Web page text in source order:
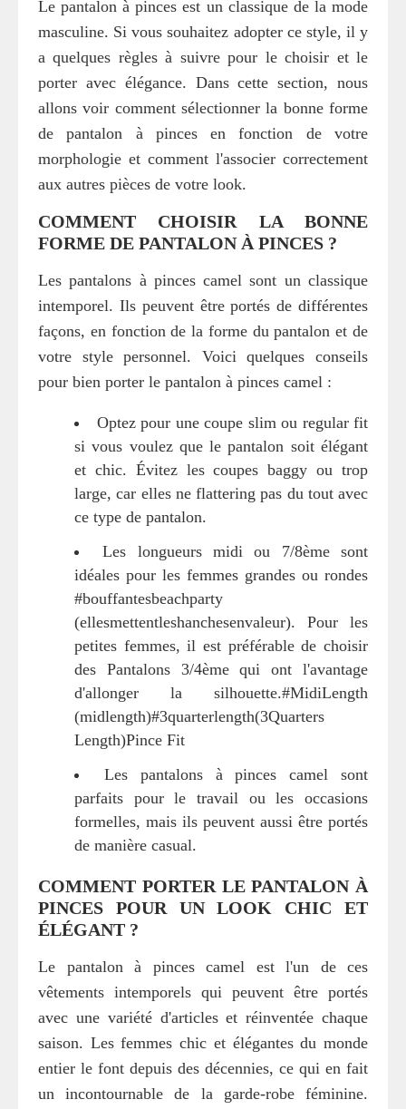
Le pantalon à pinces est un classique de la mode
masculine. Si vous souhaitez adopter ce style, il y
a quelques règles à suivre pour le choisir et le
porter avec élégance. Dans cette section, nous
allons voir comment sélectionner la bonne forme
de pantalon à pinces en fonction de votre
morphologie et comment l'associer correctement
aux autres pièces de votre look.
COMMENT CHOISIR LA BONNE
FORME DE PANTALON À PINCES ?
Les pantalons à pinces camel sont un classique
intemporel. Ils peuvent être portés de différentes
façons, en fonction de la forme du pantalon et de
votre style personnel. Voici quelques conseils
pour bien porter le pantalon à pinces camel :
Optez pour une coupe slim ou regular fit
si vous voulez que le pantalon soit élégant
et chic. Évitez les coupes baggy ou trop
large, car elles ne flattering pas du tout avec
ce type de pantalon.
Les longueurs midi ou 7/8ème sont
idéales pour les femmes grandes ou rondes
#bouffantesbeachparty
(ellesmettentleshanchesenvaleur). Pour les
petites femmes, il est préférable de choisir
des Pantalons 3/4ème qui ont l'avantage
d'allonger la silhouette.#MidiLength
(midlength)#3quarterlength(3Quarters
Length)Pince Fit
Les pantalons à pinces camel sont
parfaits pour le travail ou les occasions
formelles, mais ils peuvent aussi être portés
de manière casual.
COMMENT PORTER LE PANTALON À
PINCES POUR UN LOOK CHIC ET
ÉLÉGANT ?
Le pantalon à pinces camel est l'un de ces
vêtements intemporels qui peuvent être portés
avec une variété d'articles et réinventée chaque
saison. Les femmes chic et élégantes du monde
entier le font depuis des décennies, ce qui en fait
un incontournable de la garde-robe féminine.